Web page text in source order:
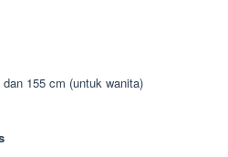
155 cm (untuk wanita)